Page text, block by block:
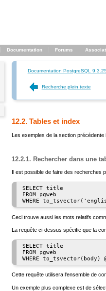
Documentation Forums
Documentation PostgreSQL
Recherche plein texte
12.2. Tables et index
Les exemples de la section
12.2.1. Rechercher dans une
Il est possible de faire des recherches
SELECT title
FROM pgweb
Ceci trouve aussi les mots relatifs
La requête ci-dessus spécifie que la
SELECT title
FROM pgweb
Cette requête utilisera l'ensemble de
Un exemple plus complexe est de